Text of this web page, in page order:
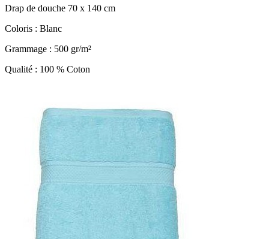
Drap de douche 70 x 140 cm
Coloris : Blanc
Grammage : 500 gr/m²
Qualité : 100 % Coton